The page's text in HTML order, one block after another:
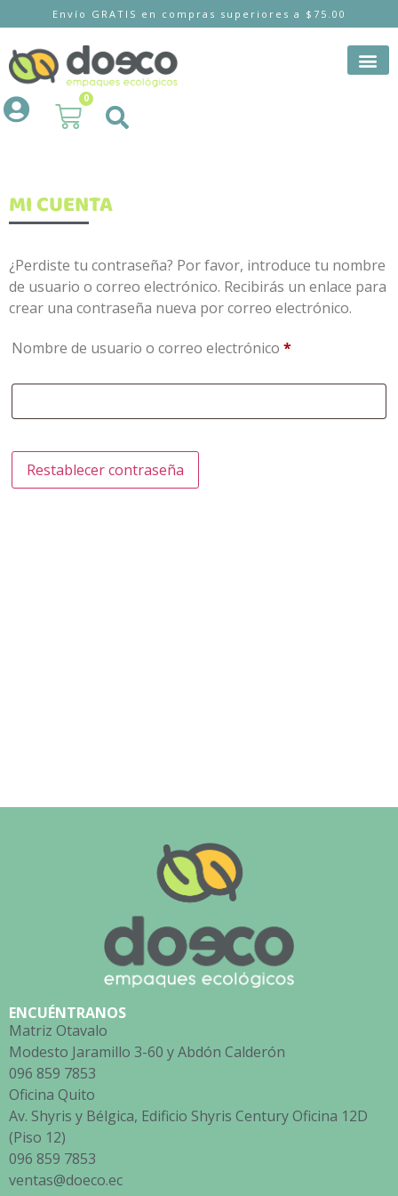
Envío GRATIS en compras superiores a $75.00
0
MI CUENTA
¿Perdiste tu contraseña? Por favor, introduce tu nombre
de usuario o correo electrónico. Recibirás un enlace para
crear una contraseña nueva por correo electrónico.
Nombre de usuario o correo electrónico *
Restablecer contraseña
ENCUÉNTRANOS
Matriz Otavalo
Modesto Jaramillo 3-60 y Abdón Calderón
096 859 7853
Oficina Quito
Av. Shyris y Bélgica, Edificio Shyris Century Oficina 12D
(Piso 12)
096 859 7853
ventas@doeco.ec